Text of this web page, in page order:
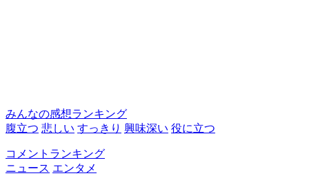
みんなの感想ランキング
腹立つ 悲しい すっきり 興味深い 役に立つ
コメントランキング
ニュース エンタメ